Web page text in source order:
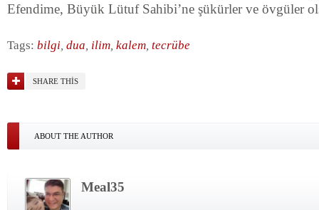
Efendime, Büyük Lütuf Sahibi’ne şükürler ve övgüler
Tags: bilgi, dua, ilim, kalem, tecrübe
SHARE THIS
ABOUT THE AUTHOR
Meal35